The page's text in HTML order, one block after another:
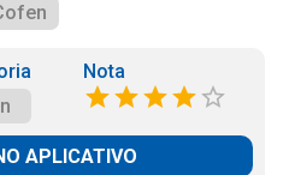
Nota
APLICATIVO